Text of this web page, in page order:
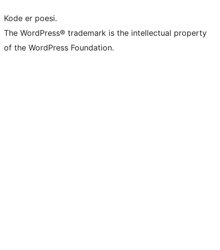
Kode er poesi.
The WordPress® trademark is the intellectual property
of the WordPress Foundation.